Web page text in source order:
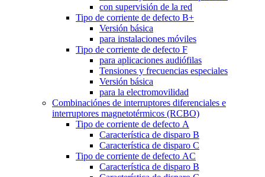
con supervisión de la red
Tipo de corriente de defecto B+
Versión básica
para instalaciones móviles
Tipo de corriente de defecto F
para aplicaciones audiófilas
Tensiones y frecuencias especiales
Versión básica
para la electromovilidad
Combinaciónes de interruptores diferenciales e
interruptores magnetotérmicos (RCBO)
Tipo de corriente de defecto A
Característica de disparo B
Característica de disparo C
Tipo de corriente de defecto AC
Característica de disparo B